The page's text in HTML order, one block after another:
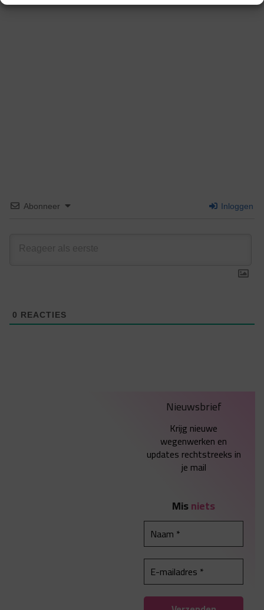
Abonneer Inloggen
0 REACTIES
Nieuwsbrief
Krijg nieuwe
wegenwerken en
updates rechtstreeks in
je mail
Misniets